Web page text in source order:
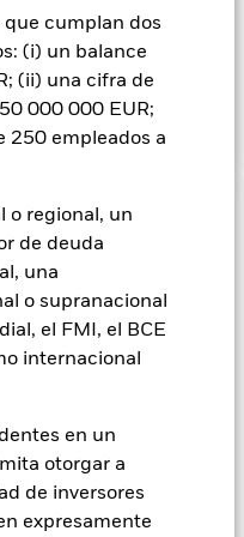
cumplan dos
(i) un balance
(ii) una cifra de
000 000 EUR;
250 empleados a
o regional, un
de deuda
una
o supranacional
el FMI, el BCE
internacional
en un
otorgar a
de inversores
expresamente
se invertirán de acuerdo
sobre las
y visite el sitio web de
baselinescreens.
en Riesgo.
de ellas pueden
Es posible que los
invertida originalmente.
el riesgo de crédito y/o los
un impacto
los títulos de renta fija.
a estos riesgos que los
Las rebajas de la
emergentes
económicas y